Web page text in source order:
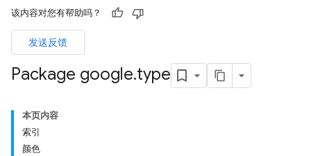
该内容对您有帮助吗？
发送反馈
Package google.type
本页内容
索引
颜色